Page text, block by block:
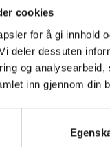
cookies
for å gi innhold
deler dessuten
og
inn gjennom din